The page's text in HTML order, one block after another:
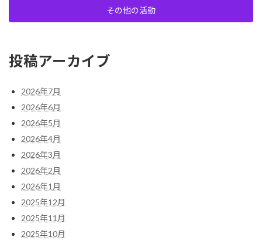
その他の活動
投稿アーカイブ
2026年7月
2026年6月
2026年5月
2026年4月
2026年3月
2026年2月
2026年1月
2025年12月
2025年11月
2025年10月